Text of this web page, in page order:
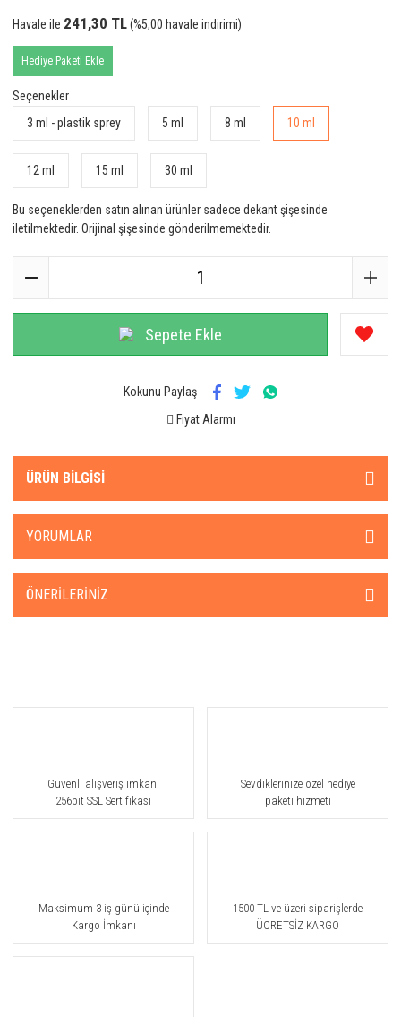
Havale ile 241,30 TL(%5,00 havale indirimi)
Hediye Paketi Ekle
Seçenekler
3 ml - plastik sprey
5 ml 8 ml 10 ml
12 ml 15 ml 30 ml
Bu seçeneklerden satın alınan ürünler sadece dekant şişesinde
iletilmektedir. Orijinal şişesinde gönderilmemektedir.
Sepete Ekle
Kokunu Paylaş
Fiyat Alarmı
ÜRÜN BILGISI
YORUMLAR
ÖNERILERINIZ
Güvenli alışveriş imkanı
256bit SSL Sertifikası
Sevdiklerinize özel hediye
paketi hizmeti
Maksimum 3 iş günü içinde
Kargo İmkanı
1500 TL ve üzeri siparişlerde
ÜCRETSİZ KARGO